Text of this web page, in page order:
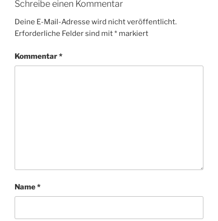
Schreibe einen Kommentar
Deine E-Mail-Adresse wird nicht veröffentlicht.
Erforderliche Felder sind mit* markiert
Kommentar*
Name*